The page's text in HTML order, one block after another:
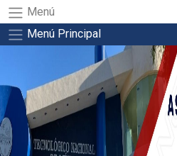
Menú
Menú Principal